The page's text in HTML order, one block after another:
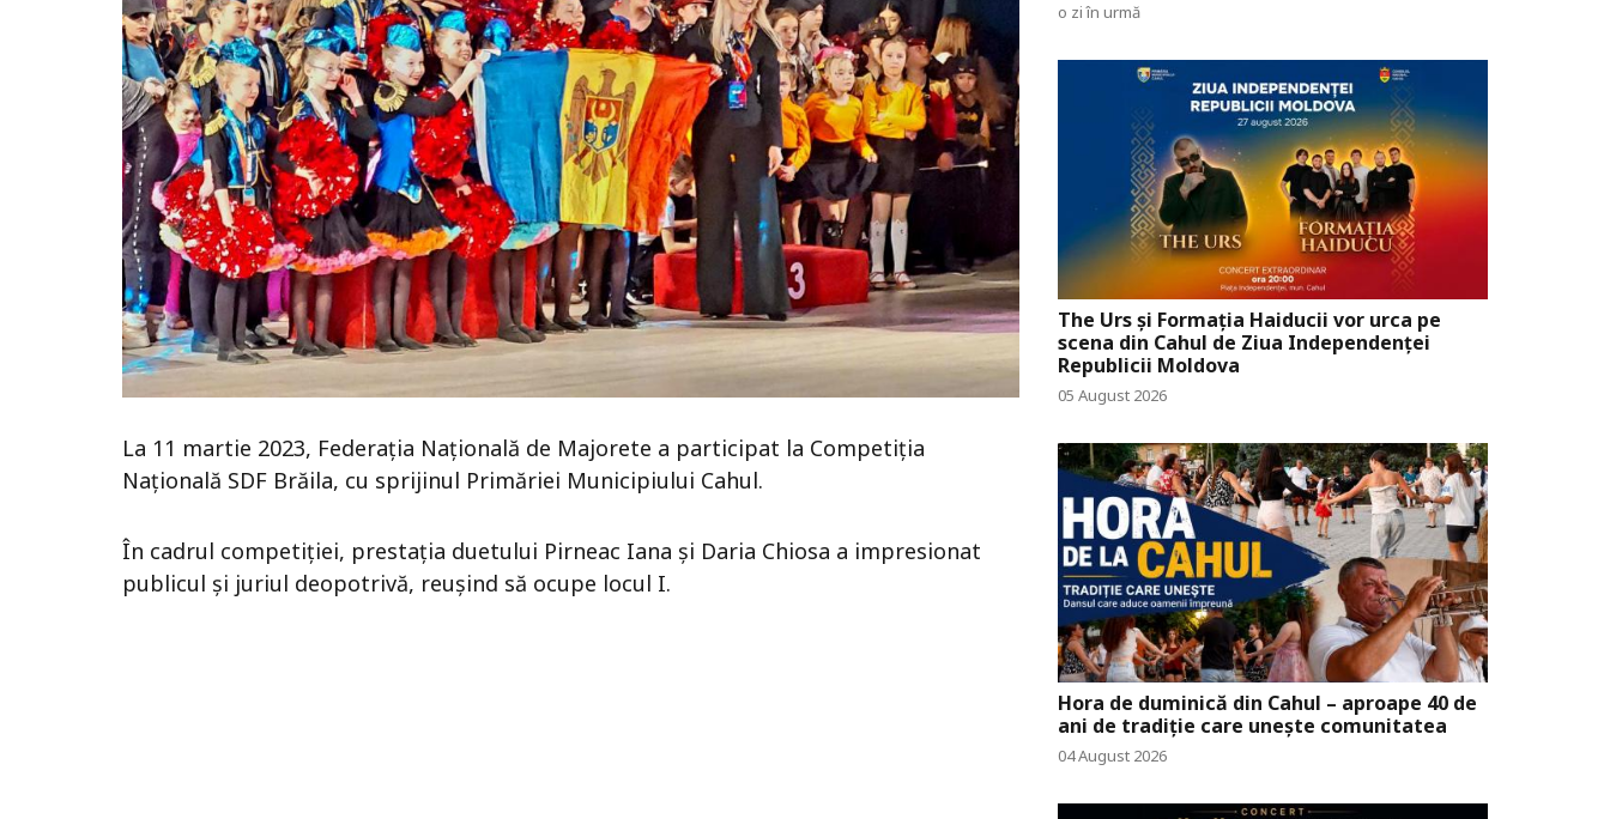
La 11 martie 2023, Federația Națională de Majorete a participat la Competiția
Națională SDF Brăila, cu sprijinul Primăriei Municipiului Cahul.
În cadrul competiției, prestația duetului Pirneac Iana și Daria Chiosa a impresionat
publicul și juriul deopotrivă, reușind să ocupe locul I.
o zi în urmă
The Urs și Formația Haiducii vor urca pe
scena din Cahul de Ziua Independenței
Republicii Moldova
05 August 2026
Hora de duminică din Cahul – aproape 40 de
ani de tradiție care unește comunitatea
04 August 2026